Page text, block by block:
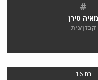
#
מאיה טירן
קבלן/נית
בת 16